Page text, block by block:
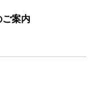
ご案内